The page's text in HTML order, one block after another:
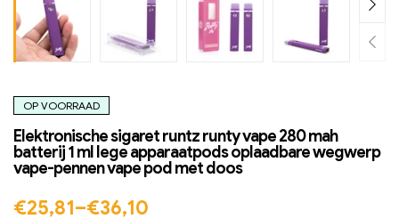
OP VOORRAAD
Elektronische sigaret runtz runty vape 280 mah
batterij 1 ml lege apparaatpods oplaadbare wegwerp
vape-pennen vape pod met doos
€25,81–€36,10